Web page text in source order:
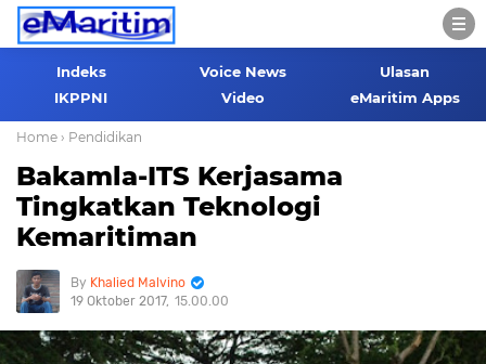
Indeks Voice News
Ulasan
IKPPNI
Video eMaritim Apps
Home › Pendidikan
Bakamla-ITS Kerjasama
Tingkatkan Teknologi
Kemaritiman
Khalied Malvino
19 Oktober 2017 15.00.00